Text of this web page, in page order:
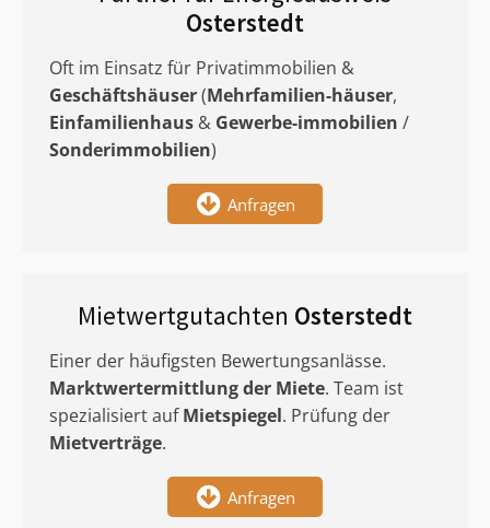
Osterstedt
Oft im Einsatz für Privatimmobilien &
Geschäftshäuser(Mehrfamilien-häuser,
Einfamilienhaus & Gewerbe-immobilien /
Sonderimmobilien)
Anfragen
Mietwertgutachten Osterstedt
Einer der häufigsten Bewertungsanlässe.
Marktwertermittlungder Miete. Team ist
spezialisiert aufMietspiegel. Prüfung der
Mietverträge.
Anfragen